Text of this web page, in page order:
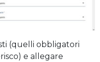
(quelli obbligatori
e allegare